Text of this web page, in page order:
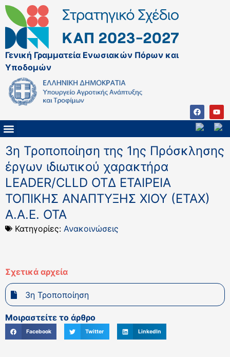
Γενική Γραμματεία Ενωσιακών Πόρων και
Υποδομών
3η Τροποποίηση της 1ης Πρόσκλησης
έργων ιδιωτικού χαρακτήρα
LEADER/CLLD ΟΤΔ ΕΤΑΙΡΕΙΑ
ΤΟΠΙΚΗΣ ΑΝΑΠΤΥΞΗΣ ΧΙΟΥ (ΕΤΑΧ)
A.A.E. ΟΤΑ
Κατηγορίες: Ανακοινώσεις
Σχετικά αρχεία
3η Τροποποίηση
Μοιραστείτε το άρθρο
Facebook Twitter LinkedIn